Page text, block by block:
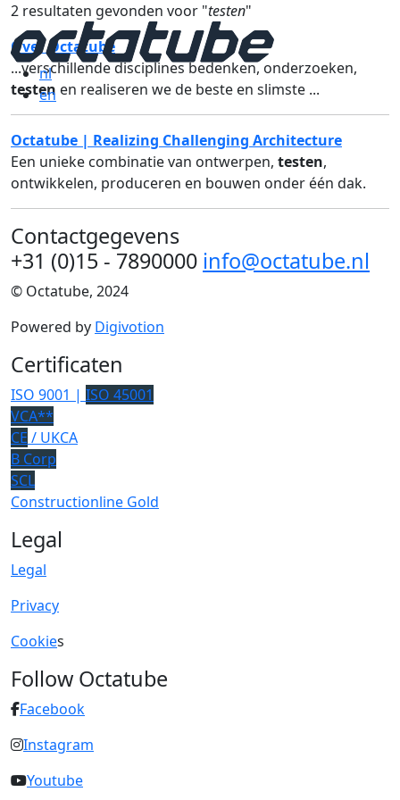
nl
en
2 resultaten gevonden voor "testen"
Over Octatube
...verschillende disciplines bedenken, onderzoeken,
testen en realiseren we de beste en slimste ...
Octatube | Realizing Challenging Architecture
Een unieke combinatie van ontwerpen, testen,
ontwikkelen, produceren en bouwen onder één dak.
Contactgegevens
+31 (0)15 - 7890000 info@octatube.nl
© Octatube, 2024
Powered by Digivotion
Certificaten
ISO 9001 | ISO 45001
VCA**
CE / UKCA
B Corp
SCL
Constructionline Gold
Legal
Legal
Privacy
Cookies
Follow Octatube
Facebook
Instagram
Youtube